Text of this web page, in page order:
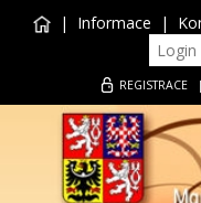
| Informace |
REGISTRACE